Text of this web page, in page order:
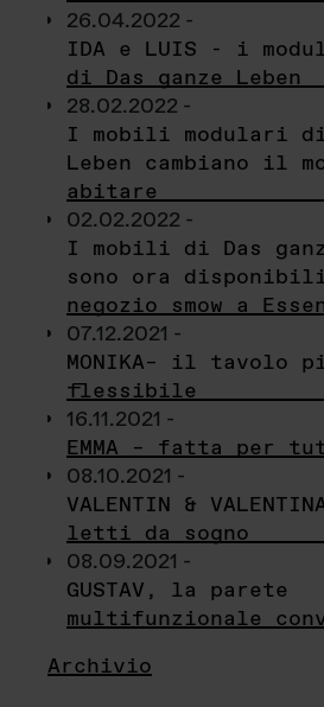
26.04.2022 -
IDA e LUIS - i
di Das ganze Leben
28.02.2022 -
I mobili modulari di
Leben cambiano il
abitare
02.02.2022 -
I mobili di Das
sono ora
negozio smow a Essen
07.12.2021 -
MONIKA– il tavolo
flessibile
16.11.2021 -
EMMA – fatta per
08.10.2021 -
VALENTIN &
letti da sogno
08.09.2021 -
GUSTAV, la parete
multifunzionale
Archivio